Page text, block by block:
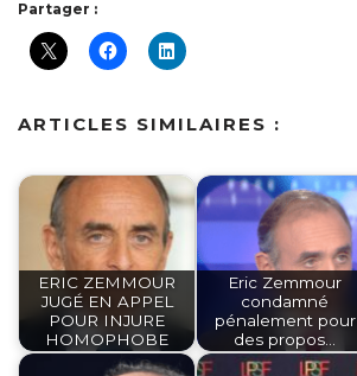
Partager :
ARTICLES SIMILAIRES :
ERIC ZEMMOUR
JUGÉ EN APPEL
POUR INJURE
HOMOPHOBE
Eric Zemmour
condamné
pénalement pour
des propos…